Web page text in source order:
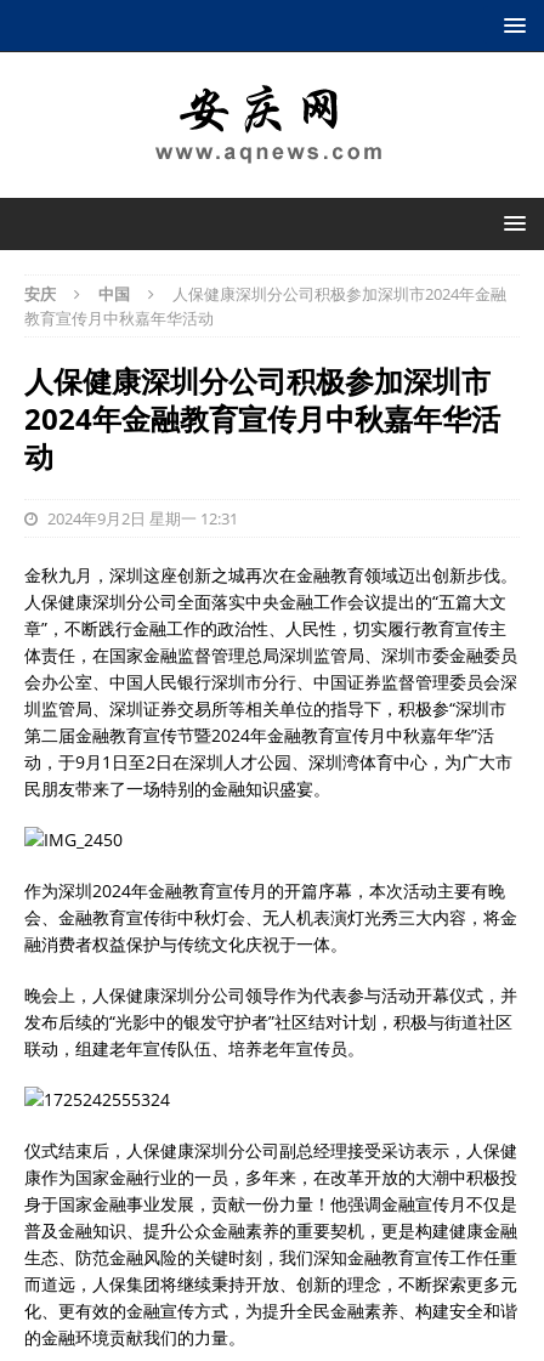
安庆 中国
人保健康深圳分公司积极参加深圳市2024年金融
教育宣传月中秋嘉年华活动
人保健康深圳分公司积极参加深圳市
2024年金融教育宣传月中秋嘉年华活
动
2024年9月2日 星期一 12:31
金秋九月，深圳这座创新之城再次在金融教育领域迈出创新步伐。
人保健康深圳分公司全面落实中央金融工作会议提出的“五篇大文
章”，不断践行金融工作的政治性、人民性，切实履行教育宣传主
体责任，在国家金融监督管理总局深圳监管局、深圳市委金融委员
会办公室、中国人民银行深圳市分行、中国证券监督管理委员会深
圳监管局、深圳证券交易所等相关单位的指导下，积极参“深圳市
第二届金融教育宣传节暨2024年金融教育宣传月中秋嘉年华”活
动，于9月1日至2日在深圳人才公园、深圳湾体育中心，为广大市
民朋友带来了一场特别的金融知识盛宴。
作为深圳2024年金融教育宣传月的开篇序幕，本次活动主要有晚
会、金融教育宣传街中秋灯会、无人机表演灯光秀三大内容，将金
融消费者权益保护与传统文化庆祝于一体。
晚会上，人保健康深圳分公司领导作为代表参与活动开幕仪式，并
发布后续的“光影中的银发守护者”社区结对计划，积极与街道社区
联动，组建老年宣传队伍、培养老年宣传员。
仪式结束后，人保健康深圳分公司副总经理接受采访表示，人保健
康作为国家金融行业的一员，多年来，在改革开放的大潮中积极投
身于国家金融事业发展，贡献一份力量！他强调金融宣传月不仅是
普及金融知识、提升公众金融素养的重要契机，更是构建健康金融
生态、防范金融风险的关键时刻，我们深知金融教育宣传工作任重
而道远，人保集团将继续秉持开放、创新的理念，不断探索更多元
化、更有效的金融宣传方式，为提升全民金融素养、构建安全和谐
的金融环境贡献我们的力量。